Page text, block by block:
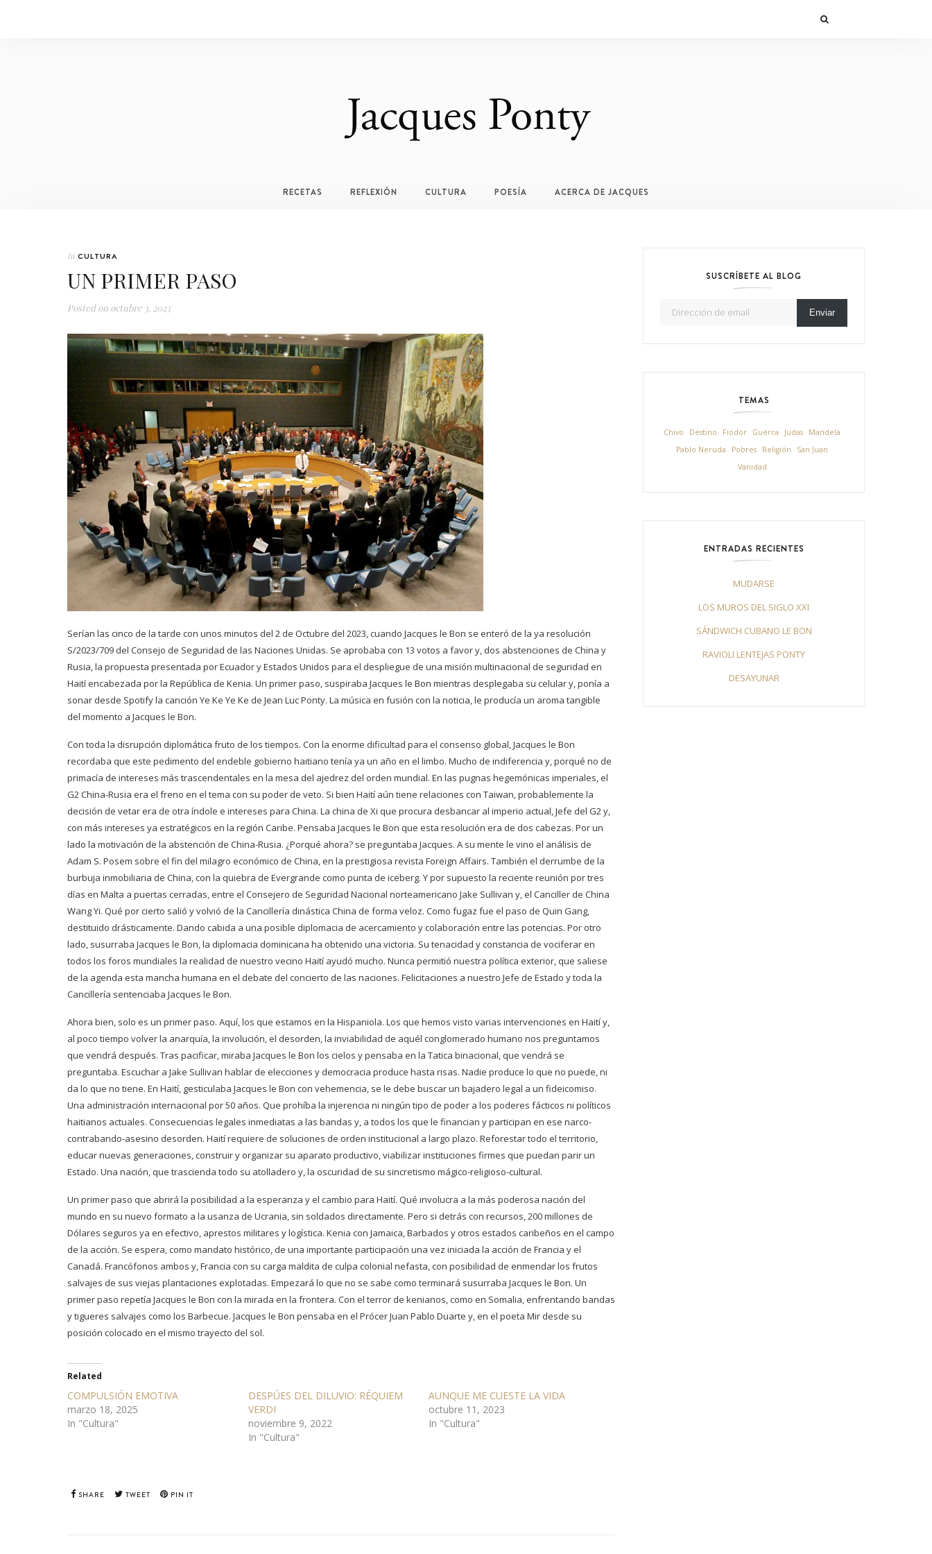
RECETAS REFLEXIÓN CULTURA POESÍA ACERCA DE JACQUES
In CULTURA
UN PRIMER PASO
Posted on octubre 3, 2023
Serían las cinco de la tarde con unos minutos del 2 de Octubre del 2023, cuando Jacques le Bon se enteró de la ya resolución
S/2023/709 del Consejo de Seguridad de las Naciones Unidas. Se aprobaba con 13 votos a favor y, dos abstenciones de China y
Rusia, la propuesta presentada por Ecuador y Estados Unidos para el despliegue de una misión multinacional de seguridad en
Haití encabezada por la República de Kenia. Un primer paso, suspiraba Jacques le Bon mientras desplegaba su celular y, ponía a
sonar desde Spotify la canción Ye Ke Ye Ke de Jean Luc Ponty. La música en fusión con la noticia, le producía un aroma tangible
del momento a Jacques le Bon.
Con toda la disrupción diplomática fruto de los tiempos. Con la enorme dificultad para el consenso global, Jacques le Bon
recordaba que este pedimento del endeble gobierno haitiano tenía ya un año en el limbo. Mucho de indiferencia y, porqué no de
primacía de intereses más trascendentales en la mesa del ajedrez del orden mundial. En las pugnas hegemónicas imperiales, el
G2 China-Rusia era el freno en el tema con su poder de veto. Si bien Haití aún tiene relaciones con Taiwan, probablemente la
decisión de vetar era de otra índole e intereses para China. La china de Xi que procura desbancar al imperio actual, Jefe del G2 y,
con más intereses ya estratégicos en la región Caribe. Pensaba Jacques le Bon que esta resolución era de dos cabezas. Por un
lado la motivación de la abstención de China-Rusia. ¿Porqué ahora? se preguntaba Jacques. A su mente le vino el análisis de
Adam S. Posem sobre el fin del milagro económico de China, en la prestigiosa revista Foreign Affairs. También el derrumbe de la
burbuja inmobiliaria de China, con la quiebra de Evergrande como punta de iceberg. Y por supuesto la reciente reunión por tres
días en Malta a puertas cerradas, entre el Consejero de Seguridad Nacional norteamericano Jake Sullivan y, el Canciller de China
Wang Yi. Qué por cierto salió y volvió de la Cancillería dinástica China de forma veloz. Como fugaz fue el paso de Quin Gang,
destituido drásticamente. Dando cabida a una posible diplomacia de acercamiento y colaboración entre las potencias. Por otro
lado, susurraba Jacques le Bon, la diplomacia dominicana ha obtenido una victoria. Su tenacidad y constancia de vociferar en
todos los foros mundiales la realidad de nuestro vecino Haití ayudó mucho. Nunca permitió nuestra política exterior, que saliese
de la agenda esta mancha humana en el debate del concierto de las naciones. Felicitaciones a nuestro Jefe de Estado y toda la
Cancillería sentenciaba Jacques le Bon.
Ahora bien, solo es un primer paso. Aquí, los que estamos en la Hispaniola. Los que hemos visto varias intervenciones en Haití y,
al poco tiempo volver la anarquía, la involución, el desorden, la inviabilidad de aquél conglomerado humano nos preguntamos
que vendrá después. Tras pacificar, miraba Jacques le Bon los cielos y pensaba en la Tatica binacional, que vendrá se
preguntaba. Escuchar a Jake Sullivan hablar de elecciones y democracia produce hasta risas. Nadie produce lo que no puede, ni
da lo que no tiene. En Haití, gesticulaba Jacques le Bon con vehemencia, se le debe buscar un bajadero legal a un fideicomiso.
Una administración internacional por 50 años. Que prohíba la injerencia ni ningún tipo de poder a los poderes fácticos ni políticos
haitianos actuales. Consecuencias legales inmediatas a las bandas y, a todos los que le financian y participan en ese narco-
contrabando-asesino desorden. Haití requiere de soluciones de orden institucional a largo plazo. Reforestar todo el territorio,
educar nuevas generaciones, construir y organizar su aparato productivo, viabilizar instituciones firmes que puedan parir un
Estado. Una nación, que trascienda todo su atolladero y, la oscuridad de su sincretismo mágico-religioso-cultural.
Un primer paso que abrirá la posibilidad a la esperanza y el cambio para Haití. Qué involucra a la más poderosa nación del
mundo en su nuevo formato a la usanza de Ucrania, sin soldados directamente. Pero si detrás con recursos, 200 millones de
Dólares seguros ya en efectivo, aprestos militares y logística. Kenia con Jamaica, Barbados y otros estados caribeños en el campo
de la acción. Se espera, como mandato histórico, de una importante participación una vez iniciada la acción de Francia y el
Canadá. Francófonos ambos y, Francia con su carga maldita de culpa colonial nefasta, con posibilidad de enmendar los frutos
salvajes de sus viejas plantaciones explotadas. Empezará lo que no se sabe como terminará susurraba Jacques le Bon. Un
primer paso repetía Jacques le Bon con la mirada en la frontera. Con el terror de kenianos, como en Somalia, enfrentando bandas
y tigueres salvajes como los Barbecue. Jacques le Bon pensaba en el Prócer Juan Pablo Duarte y, en el poeta Mir desde su
posición colocado en el mismo trayecto del sol.
Related
COMPULSIÓN EMOTIVA
marzo 18, 2025
In "Cultura"
DESPÚES DEL DILUVIO: RÉQUIEM
VERDI
noviembre 9, 2022
In "Cultura"
AUNQUE ME CUESTE LA VIDA
octubre 11, 2023
In "Cultura"
SHARE TWEET PIN IT
SUSCRÍBETE AL BLOG
Enviar
TEMAS
Chivo Destino Fiodor Guerra Judas
Mandela
Pablo Neruda
Pobres Religión
San Juan
Vanidad
ENTRADAS RECIENTES
MUDARSE
LOS MUROS DEL SIGLO XXI
SÁNDWICH CUBANO LE BON
RAVIOLI LENTEJAS PONTY
DESAYUNAR